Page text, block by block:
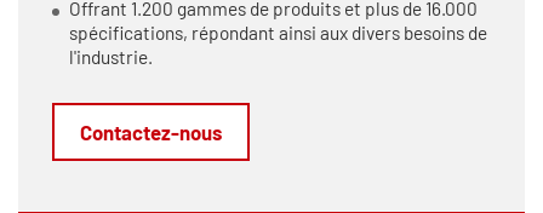
Offrant 1.200 gammes de produits et plus de 16.000
spécifications, répondant ainsi aux divers besoins de
l'industrie.
Contactez-nous